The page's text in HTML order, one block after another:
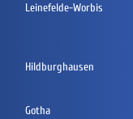
Leinefelde-Worbis
Hildburghausen
Gotha